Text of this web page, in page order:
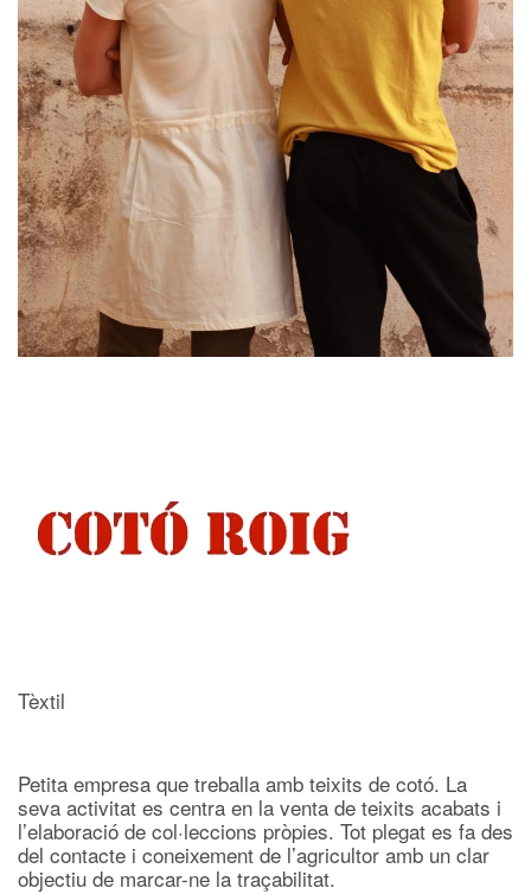
Tèxtil
Petita empresa que treballa amb teixits de cotó. La
seva activitat es centra en la venta de teixits acabats i
l’elaboració de col·leccions pròpies. Tot plegat es fa des
del contacte i coneixement de l’agricultor amb un clar
objectiu de marcar-ne la traçabilitat.